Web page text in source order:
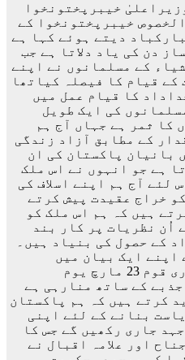
خیبرپختونخوا
خیبرپختونخوا کے
دیتے ہوئے کہا ہے
ساز دن کی یاد دلاتا ہے جب
ایشیاء کے مسلمانوں نے اپنے
کے قیام کا فیصلہ کیاتھا
کا قیام عمل میں
کی ایک طویل
کا ثمر ہے جہاں آج ہم
کے مطابق آزاد زندگی
بانیان پاکستان کی ان
ہے جو انہوں نے اس ملک
لئے آج ہم اپنے اسلاف کی
خراج عقیدت پیش کرتے
ہیں کہ ہم اس ملک کو
اُن نظریات پر کار بند
کے حصول کی بنیاد ہیں۔
اپنے ایک بیان میں
وزیراعلیٰ نے کہا کہ آج پوری قوم 23 مارچ یوم
کے ساتھ منارہی ہے
کرتے ہیں کہ ہم پاکستان
بنانے کے لئے اپنی
جاری رکھیں گے جس کا
اور علامہ اقبال نے